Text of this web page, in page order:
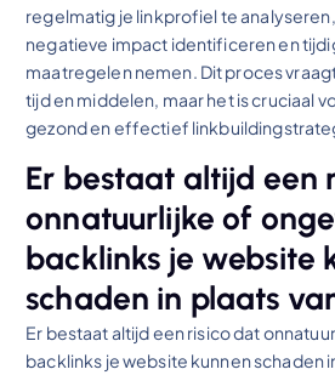
regelmatig je linkprofiel te
negatieve impact identificeren en
maatregelen nemen. Dit proces
tijd en middelen, maar het is cruciaal
gezond en effectief
Er bestaat altijd een
onnatuurlijke of
backlinks je website
schaden in plaats
Er bestaat altijd een risico dat
backlinks je website kunnen schaden